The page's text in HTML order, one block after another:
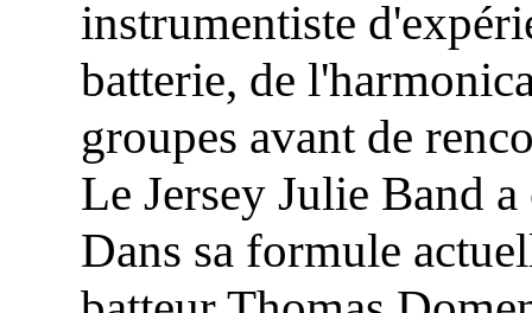
instrumentiste
batterie, de
groupes avant de
Le Jersey Julie Band
Dans sa formule